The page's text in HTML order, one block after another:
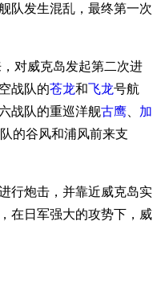
队发生混乱，最终第一次
对威克岛发起第二次进
战队的苍龙和飞龙号航
战队的重巡洋舰古鹰、 加
的谷风和浦风前来支
行炮击，并靠近威克岛实
在日军强大的攻势下，威